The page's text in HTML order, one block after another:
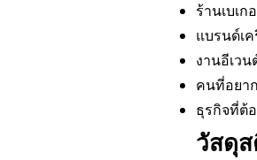
ร้านเบเ
แบรนด์เ
งานอีเว
คนที่อยา
ธุรกิจที่ต้
วัสดุ